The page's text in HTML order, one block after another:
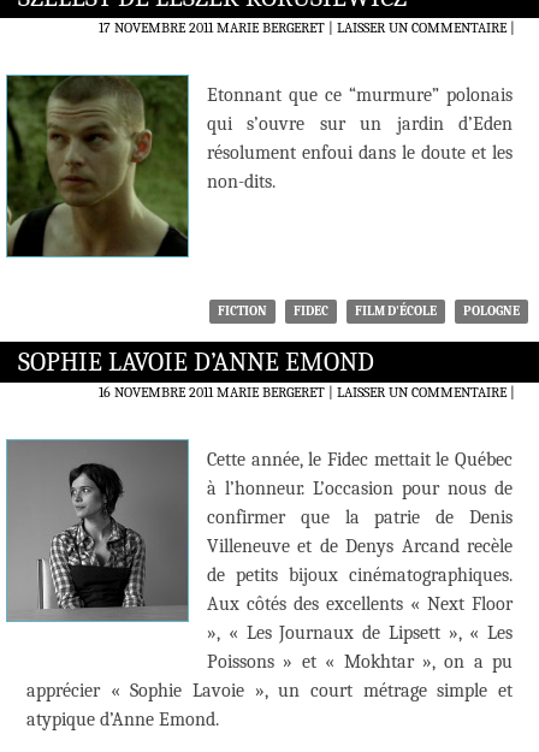
17 NOVEMBRE 2011 MARIE BERGERET LAISSER UN COMMENTAIRE|
Etonnant que ce “murmure” polonais
qui s’ouvre sur un jardin d’Eden
résolument enfoui dans le doute et les
non-dits.
FICTION FIDEC FILM D'ÉCOLE POLOGNE
SOPHIE LAVOIE D’ANNE EMOND
16 NOVEMBRE 2011 MARIE BERGERET LAISSER UN COMMENTAIRE|
Cette année, le Fidec mettait le Québec
à l’honneur. L’occasion pour nous de
confirmer que la patrie de Denis
Villeneuve et de Denys Arcand recèle
de petits bijoux cinématographiques.
Aux côtés des excellents « Next Floor
», « Les Journaux de Lipsett », « Les
Poissons » et « Mokhtar », on a pu
apprécier « Sophie Lavoie », un court métrage simple et
atypique d’Anne Emond.